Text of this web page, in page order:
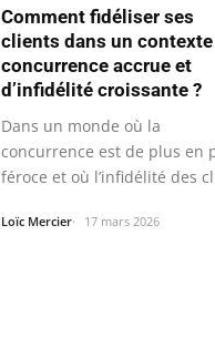
Comment fidéliser ses
clients dans un
concurrence accrue et
d’infidélité croissante ?
Dans un monde où la
concurrence est de plus en
féroce et où l’infidélité des
Loïc Mercier 17 mars 2026